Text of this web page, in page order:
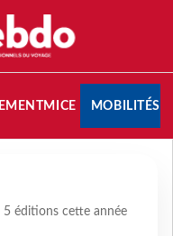
MICE MOBILITÉS
5 éditions cette année